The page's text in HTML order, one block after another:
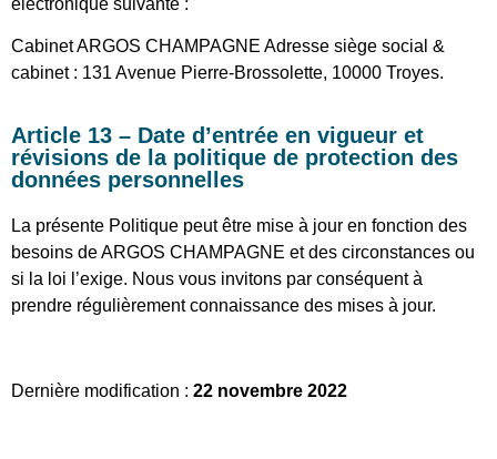
Cabinet ARGOS CHAMPAGNE Adresse siège social &
cabinet : 131 Avenue Pierre-Brossolette, 10000 Troyes.
Article 13 – Date d’entrée en vigueur et
révisions de la politique de protection des
données personnelles
La présente Politique peut être mise à jour en fonction des
besoins de ARGOS CHAMPAGNE et des circonstances ou
si la loi l’exige. Nous vous invitons par conséquent à
prendre régulièrement connaissance des mises à jour.
Dernière modification : 22 novembre 2022